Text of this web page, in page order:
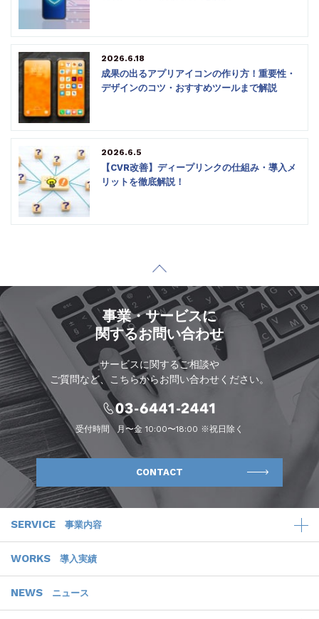
2026.6.18
成果の出るアプリアイコンの作り方！重要性・
デザインのコツ・おすすめツールまで解説
2026.6.5
【CVR改善】ディープリンクの仕組み・導入メ
リットを徹底解説！
事業・サービスに
関するお問い合わせ
サービスに関するご相談や
ご質問など、こちらからお問い合わせください。
受付時間 月〜金 10:00〜18:00 ※祝日除く
CONTACT
SERVICE 事業内容
WORKS 導入実績
NEWS ニュース